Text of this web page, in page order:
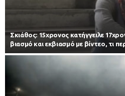
Σκιάθος: 15χρονος κατήγγειλε
βιασμό και εκβιασμό με βίντεο, τι